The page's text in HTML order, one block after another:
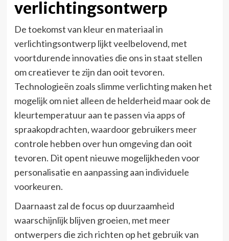
verlichtingsontwerp
De toekomst van kleur en materiaal in
verlichtingsontwerp lijkt veelbelovend, met
voortdurende innovaties die ons in staat stellen
om creatiever te zijn dan ooit tevoren.
Technologieën zoals slimme verlichting maken het
mogelijk om niet alleen de helderheid maar ook de
kleurtemperatuur aan te passen via apps of
spraakopdrachten, waardoor gebruikers meer
controle hebben over hun omgeving dan ooit
tevoren. Dit opent nieuwe mogelijkheden voor
personalisatie en aanpassing aan individuele
voorkeuren.
Daarnaast zal de focus op duurzaamheid
waarschijnlijk blijven groeien, met meer
ontwerpers die zich richten op het gebruik van